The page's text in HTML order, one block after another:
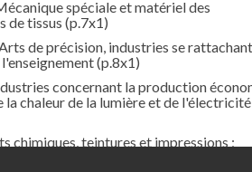
spéciale et matériel des
de tissus (p.7x1)
de précision, industries se
(p.8x1)
concernant la production
la chaleur de la lumière et de l'électricité
chimiques, teintures et impressions ;